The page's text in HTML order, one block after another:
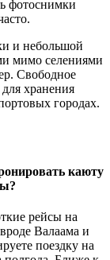
фотоснимки
и небольшой
мимо селениями
Свободное
хранения
городах.
каюту
рейсы на
Валаама и
поездку на